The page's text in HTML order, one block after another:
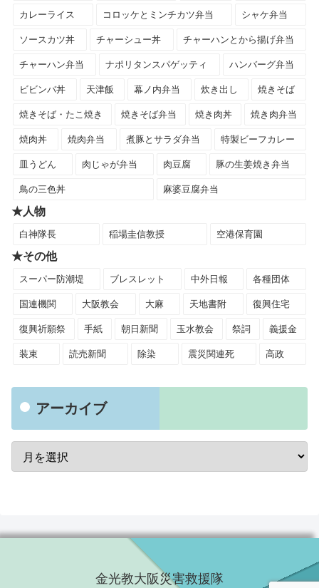
カレーライス コロッケとミンチカツ弁当 シャケ弁当
ソースカツ丼 チャーシュー丼 チャーハンとから揚げ弁当
チャーハン弁当 ナポリタンスパゲッティ ハンバーグ弁当
ビビンバ丼 天津飯 幕ノ内弁当 炊き出し 焼きそば
焼きそば・たこ焼き 焼きそば弁当 焼き肉丼 焼き肉弁当
焼肉丼 焼肉弁当 煮豚とサラダ弁当 特製ビーフカレー
皿うどん 肉じゃが弁当 肉豆腐 豚の生姜焼き弁当
鳥の三色丼 麻婆豆腐弁当
★人物
白神隊長 稲場圭信教授 空港保育園
★その他
スーパー防潮堤 ブレスレット 中外日報 各種団体
国連機関 大阪教会 大麻 天地書附 復興住宅
復興祈願祭 手紙 朝日新聞 玉水教会 祭詞 義援金
装束 読売新聞 除染 震災関連死 高政
アーカイブ
金光教大阪災害救援隊